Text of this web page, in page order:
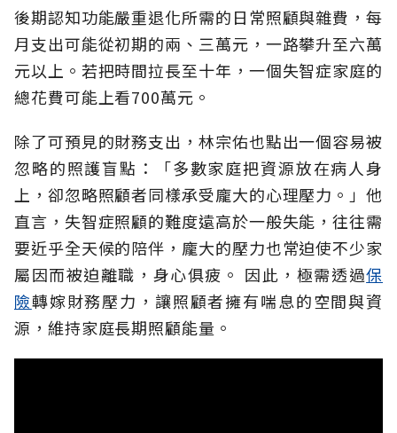
後期認知功能嚴重退化所需的日常照顧與雜費，每
月支出可能從初期的兩、三萬元，一路攀升至六萬
元以上。若把時間拉長至十年，一個失智症家庭的
總花費可能上看700萬元。
除了可預見的財務支出，林宗佑也點出一個容易被
忽略的照護盲點：「多數家庭把資源放在病人身
上，卻忽略照顧者同樣承受龐大的心理壓力。」他
直言，失智症照顧的難度遠高於一般失能，往往需
要近乎全天候的陪伴，龐大的壓力也常迫使不少家
屬因而被迫離職，身心俱疲。 因此，極需透過保
險轉嫁財務壓力，讓照顧者擁有喘息的空間與資
源，維持家庭長期照顧能量。